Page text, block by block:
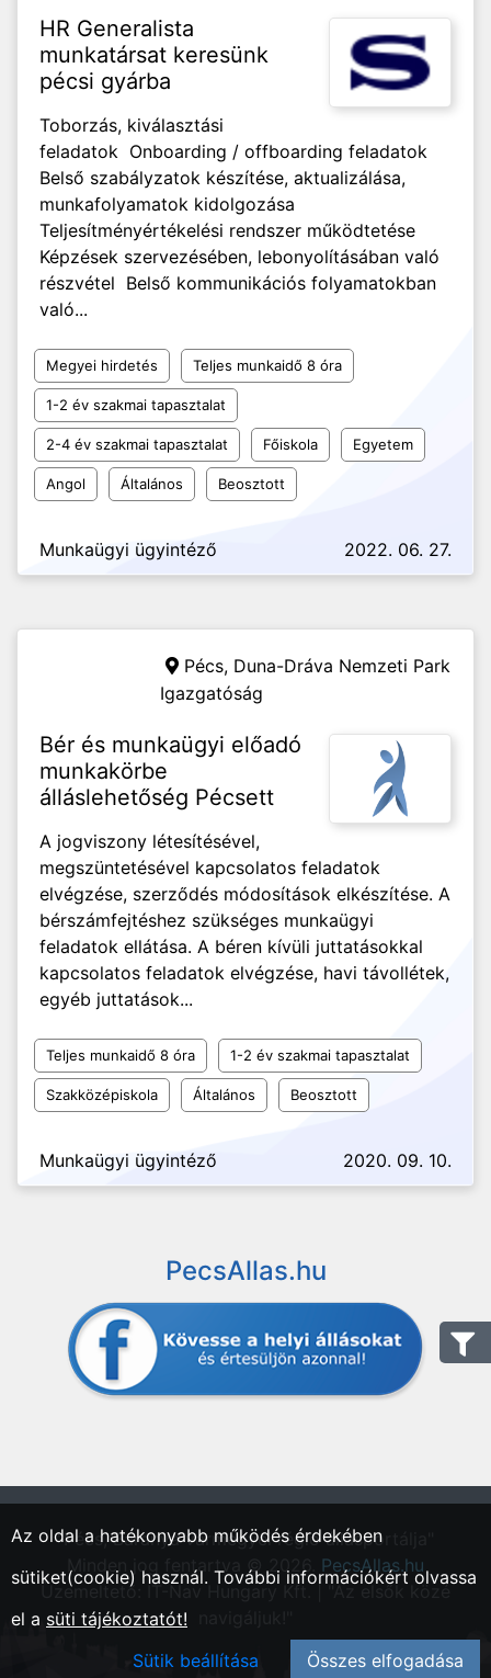
HR Generalista
munkatársat keresünk
pécsi gyárba
Toborzás, kiválasztási
feladatok Onboarding / offboarding feladatok
Belső szabályzatok készítése, aktualizálása,
munkafolyamatok kidolgozása
Teljesítményértékelési rendszer működtetése
Képzések szervezésében, lebonyolításában való
részvétel Belső kommunikációs folyamatokban
való...
Megyei hirdetés Teljes munkaidő 8 óra
1-2 év szakmai tapasztalat
2-4 év szakmai tapasztalat Főiskola Egyetem
Angol Általános Beosztott
Munkaügyi ügyintéző 2022. 06. 27.
Pécs, Duna-Dráva Nemzeti Park
Igazgatóság
Bér és munkaügyi előadó
munkakörbe
álláslehetőség Pécsett
A jogviszony létesítésével,
megszüntetésével kapcsolatos feladatok
elvégzése, szerződés módosítások elkészítése. A
bérszámfejtéshez szükséges munkaügyi
feladatok ellátása. A béren kívüli juttatásokkal
kapcsolatos feladatok elvégzése, havi távollétek,
egyéb juttatások...
Teljes munkaidő 8 óra 1-2 év szakmai tapasztalat
Szakközépiskola Általános Beosztott
Munkaügyi ügyintéző 2020. 09. 10.
PecsAllas.hu
"Pécs, Baranya vármegyei régió állásportálja"
Minden jog fentartva © 2026. PecsAllas.hu
Üzemeltető: IT-Nav Hungary Kft. | "Az elsők közé
Az oldal a hatékonyabb működés érdekében
sütiket(cookie) használ. További információkért olvassa
el a süti tájékoztatót!
Sütik beállítása
Összes elfogadása